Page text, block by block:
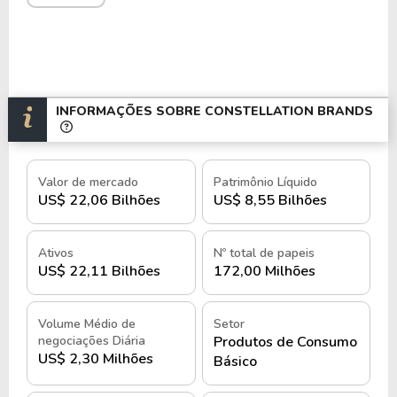
comportamento do consumidor, sazonalidade do
setor, políticas tributárias sobre bebidas alcoólicas
e concorrência com empresas como AB InBev,
Molson Coors, Diageo e Pernod Ricard.
A estrutura operacional da Constellation Brands
inclui centros de produção, engarrafamento e
distribuição, além de parcerias com produtores
externos no México e na Europa. Seu modelo de
negócios é apoiado por operações de marketing,
logística integrada, pesquisa de mercado e inovação
de produtos.
As ações da Constellation Brands Inc. são
INFORMAÇÕES SOBRE CONSTELLATION BRANDS
Valor de mercado
US$ 22,06 Bilhões
Patrimônio Líquido
US$ 8,55 Bilhões
Ativos
US$ 22,11 Bilhões
Nº total de papeis
172,00 Milhões
Volume Médio de
negociações Diária
US$ 2,30 Milhões
Setor
Produtos de Consumo
Básico